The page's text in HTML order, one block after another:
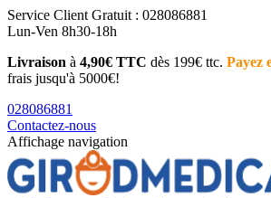
Service Client Gratuit : 028086881
Lun-Ven 8h30-18h
Livraison à 4,90€ TTC dès 199€ ttc. Payez
frais jusqu'à 5000€!
028086881
Contactez-nous
Affichage navigation